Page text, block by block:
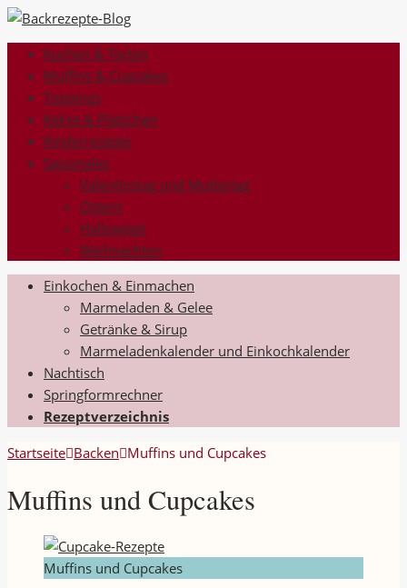
Kuchen & Torten
Muffins & Cupcakes
Toppings
Kekse & Plätzchen
Kinderrezepte
Saisonales
Valentinstag und Muttertag
Ostern
Halloween
Weihnachten
Einkochen & Einmachen
Marmeladen & Gelee
Getränke & Sirup
Marmeladenkalender und Einkochkalender
Nachtisch
Springformrechner
Rezeptverzeichnis
Startseite Backen Muffins und Cupcakes
Muffins und Cupcakes
Muffins und Cupcakes